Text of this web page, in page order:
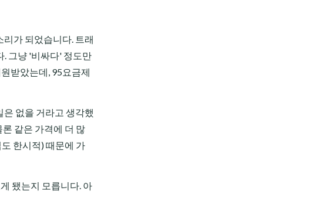
가 되었습니다. 트래
. 그냥 '비싸다' 정도만
받았는데, 95요금제
은 없을 거라고 생각했
같은 가격에 더 많
한시적) 때문에 가
됐는지 모릅니다. 아